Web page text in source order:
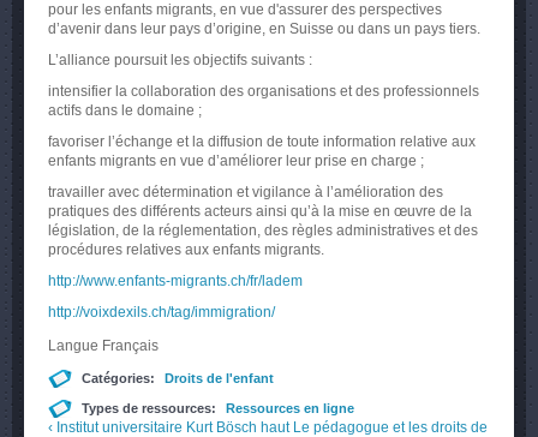
pour les enfants migrants, en vue d'assurer des perspectives
d’avenir dans leur pays d’origine, en Suisse ou dans un pays tiers.
L’alliance poursuit les objectifs suivants :
intensifier la collaboration des organisations et des professionnels
actifs dans le domaine ;
favoriser l’échange et la diffusion de toute information relative aux
enfants migrants en vue d’améliorer leur prise en charge ;
travailler avec détermination et vigilance à l’amélioration des
pratiques des différents acteurs ainsi qu’à la mise en œuvre de la
législation, de la réglementation, des règles administratives et des
procédures relatives aux enfants migrants.
http://www.enfants-migrants.ch/fr/ladem
http://voixdexils.ch/tag/immigration/
Langue Français
Catégories: Droits de l'enfant
Types de ressources: Ressources en ligne
‹ Institut universitaire Kurt Bösch haut Le pédagogue et les droits de